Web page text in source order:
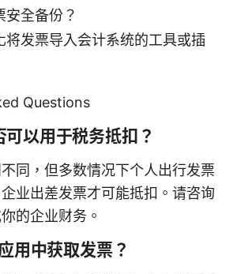
安全备份？
将发票导入会计系统的工具或插
Questions
以用于税务抵扣？
同，但多数情况下个人出行发票
业出差发票才可能抵扣。请咨询
的企业财务。
用中获取发票？